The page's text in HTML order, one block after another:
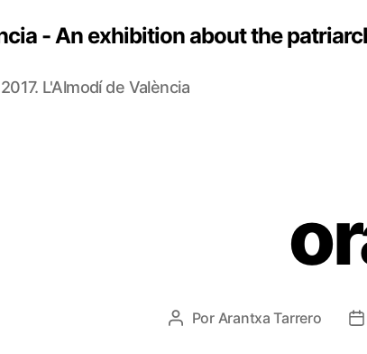
- An exhibition about the
L'Almodí de València
Autor
Por Arantxa Tarrero